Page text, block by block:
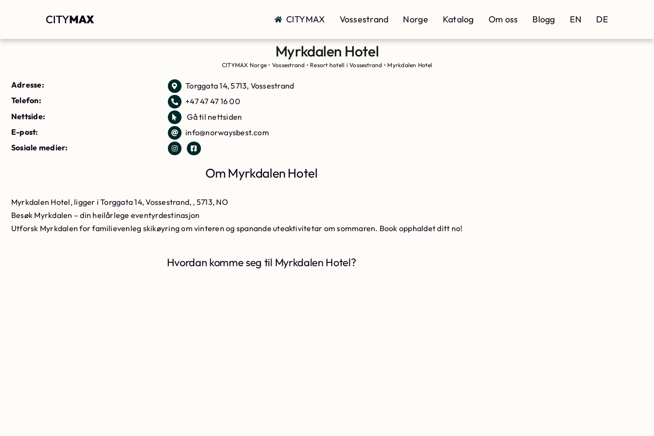
CITYMAX Vossestrand Norge Katalog Om oss Blogg EN DE
Myrkdalen Hotel
CITYMAX Norge • Vossestrand • Resort hotell i Vossestrand • Myrkdalen Hotel
Adresse:
Torggata 14, 5713, Vossestrand
Telefon:
+47 47 47 16 00
Nettside:
Gå til nettsiden
E-post:
info@norwaysbest.com
Sosiale medier:
Om Myrkdalen Hotel
Myrkdalen Hotel, ligger i Torggata 14, Vossestrand, , 5713, NO
Besøk Myrkdalen – din heilårlege eventyrdestinasjon
Utforsk Myrkdalen for familievenleg skikøyring om vinteren og spanande uteaktivitetar om sommaren. Book opphaldet ditt no!
Hvordan komme seg til Myrkdalen Hotel?